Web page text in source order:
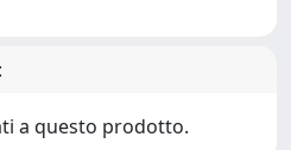
a questo prodotto.